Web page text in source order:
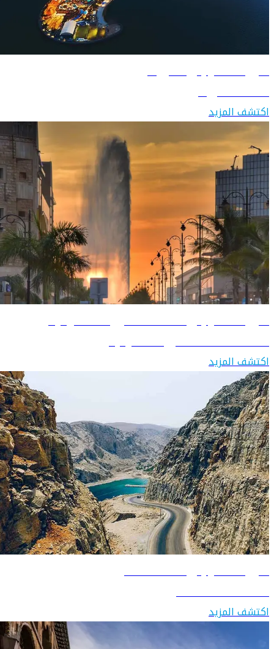
دليل السفر إلى الكويت
اكتشف الكويت
اكتشف المزيد
دليل السفر إلى المملكة العربية السعودية
اكتشف المملكة العربية السعودية
اكتشف المزيد
دليل السفر إلى سلطنة عُمان
اكتشف سلطنة عُمان
اكتشف المزيد